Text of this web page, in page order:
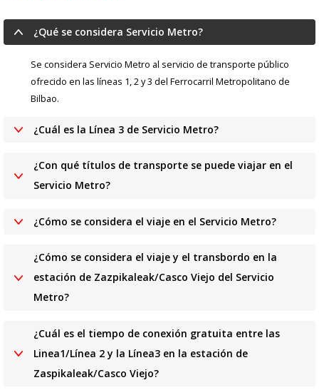
de
navegación
¿Qué se considera Servicio Metro?
Se considera Servicio Metro al servicio de transporte público
ofrecido en las líneas 1, 2 y 3 del Ferrocarril Metropolitano de
Bilbao.
¿Cuál es la Línea 3 de Servicio Metro?
¿Con qué títulos de transporte se puede viajar en el
Servicio Metro?
¿Cómo se considera el viaje en el Servicio Metro?
¿Cómo se considera el viaje y el transbordo en la
estación de Zazpikaleak/Casco Viejo del Servicio
Metro?
¿Cuál es el tiempo de conexión gratuita entre las
Linea1/Línea 2 y la Línea3 en la estación de
Zaspikaleak/Casco Viejo?